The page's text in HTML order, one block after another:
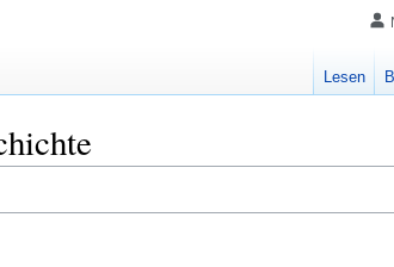
Lesen